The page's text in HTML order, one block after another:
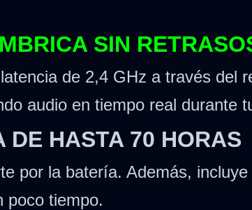
SIN
de 2,4 GHz a través del
audio en tiempo real durante
DE HASTA 70 HORAS
por la batería. Además,
poco tiempo.